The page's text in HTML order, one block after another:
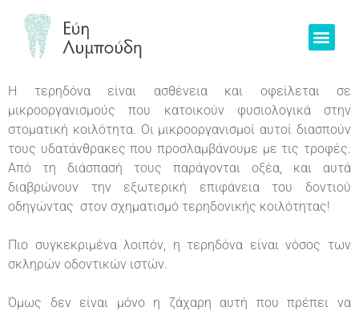
Η τερηδόνα είναι ασθένεια και οφείλεται σε
μικροοργανισμούς που κατοικούν φυσιολογικά στην
στοματική κοιλότητα. Οι μικροοργανισμοί αυτοί διασπούν
τους υδατάνθρακες που προσλαμβάνουμε με τις τροφές.
Από τη διάσπασή τους παράγονται οξέα, και αυτά
διαβρώνουν την εξωτερική επιφάνεια του δοντιού
οδηγώντας στον σχηματισμό τερηδονικής κοιλότητας!
Πιο συγκεκριμένα λοιπόν, η τερηδόνα είναι νόσος των
σκληρών οδοντικών ιστών.
Όμως δεν είναι μόνο η ζάχαρη αυτή που πρέπει να